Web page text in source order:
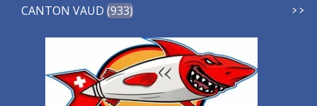
CANTON VAUD 933